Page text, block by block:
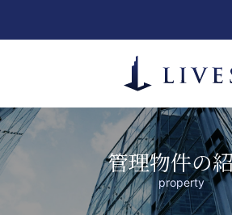
管理物件の
property